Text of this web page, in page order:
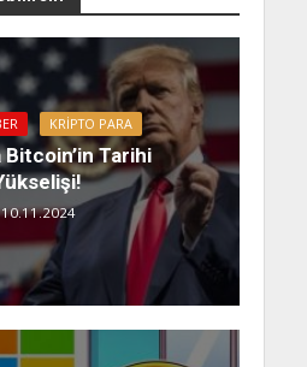
KRIPTO PARA
Tarihi
10.11.2024